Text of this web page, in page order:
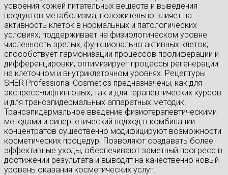
усвоения кожей питательных веществ и выведения
продуктов метаболизма; положительно влияет на
активность клеток в нормальных и патологических
условиях; поддерживает на физиологическом уровне
численность зрелых, функционально активных клеток;
способствует гармонизации процессов пролиферации и
дифференцировки, оптимизирует процессы регенерации
на клеточном и внутриклеточном уровнях. Рецептуры
SHER Professional Cosmetics предназначены, как для
экспресс-лифтинговых, так и для терапевтических курсов
и для трансэпидермальных аппаратных методик.
Трансэпидермальное введение физиотерапевтическими
методами и синергетический подход в комбинации
концентратов существенно модифицируют возможности
косметических процедур. Позволяют создавать более
эффективные уходы, обеспечивают заметный прогресс в
достижении результата и выводят на качественно новый
уровень оказания косметических услуг.